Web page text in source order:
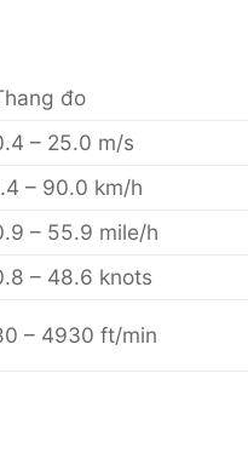
đo
– 25.0 m/s
– 90.0 km/h
– 55.9 mile/h
– 48.6 knots
– 4930 ft/min